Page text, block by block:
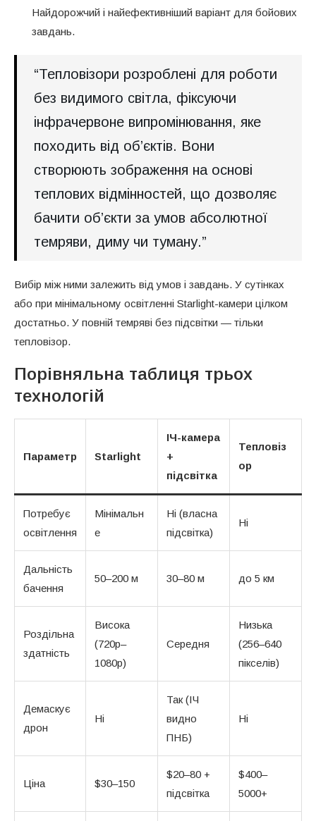
Найдорожчий і найефективніший варіант для бойових
завдань.
“Тепловізори розроблені для роботи
без видимого світла, фіксуючи
інфрачервоне випромінювання, яке
походить від об’єктів. Вони
створюють зображення на основі
теплових відмінностей, що дозволяє
бачити об’єкти за умов абсолютної
темряви, диму чи туману.”
Вибір між ними залежить від умов і завдань. У сутінках
або при мінімальному освітленні Starlight-камери цілком
достатньо. У повній темряві без підсвітки — тільки
тепловізор.
Порівняльна таблиця трьох
технологій
Параметр Starlight
ІЧ-камера
+
підсвітка
Тепловіз
ор
Потребує
освітлення
Мінімальн
е
Ні (власна
підсвітка)
Ні
Дальність
бачення
50–200 м 30–80 м до 5 км
Роздільна
здатність
Висока
(720p–
1080p)
Середня
Низька
(256–640
пікселів)
Демаскує
дрон
Ні
Так (ІЧ
видно
ПНБ)
Ні
Ціна $30–150
$20–80 +
підсвітка
$400–
5000+